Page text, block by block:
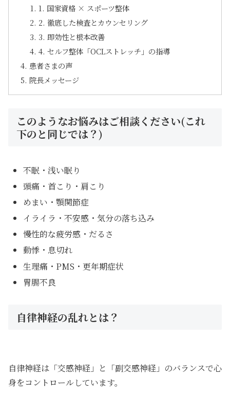
1. 国家資格 × スポーツ整体
2. 徹底した検査とカウンセリング
3. 即効性と根本改善
4. セルフ整体「OCLストレッチ」の指導
患者さまの声
院長メッセージ
このようなお悩みはご相談ください(これ
下のと同じでは？)
不眠・浅い眠り
頭痛・首こり・肩こり
めまい・顎関節症
イライラ・不安感・気分の落ち込み
慢性的な疲労感・だるさ
動悸・息切れ
生理痛・PMS・更年期症状
胃腸不良
自律神経の乱れとは？
自律神経は「交感神経」と「副交感神経」のバランスで心
身をコントロールしています。